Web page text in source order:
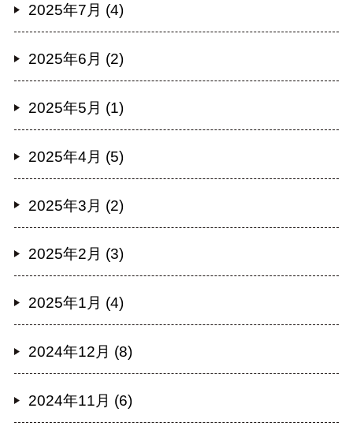
2025年7月 (4)
2025年6月 (2)
2025年5月 (1)
2025年4月 (5)
2025年3月 (2)
2025年2月 (3)
2025年1月 (4)
2024年12月 (8)
2024年11月 (6)